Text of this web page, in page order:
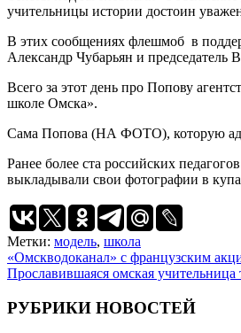
учительницы истории достоин
В этих сообщениях флешмоб в
Александр Чубарьян и председатель
Всего за этот день про Попову
школе Омска».
Сама Попова (НА ФОТО), которую
Ранее более ста российских
выкладывали свои фотографии в
Метки: модель, школа
Навигация
по
записям
«Омскводоканал» с французским
Прославившаяся омская
РУБРИКИ НОВОСТЕЙ